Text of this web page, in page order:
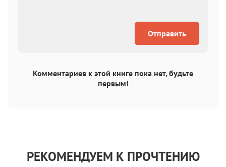
Отправить
Комментариев к этой книге пока нет, будьте
первым!
РЕКОМЕНДУЕМ К ПРОЧТЕНИЮ